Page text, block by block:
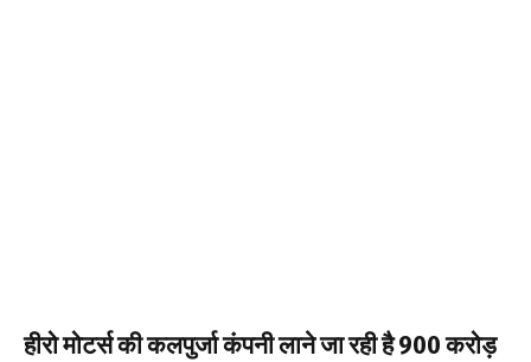
हीरो मोटर्स की कलपुर्जा कंपनी लाने जा रही है 900 करोड़